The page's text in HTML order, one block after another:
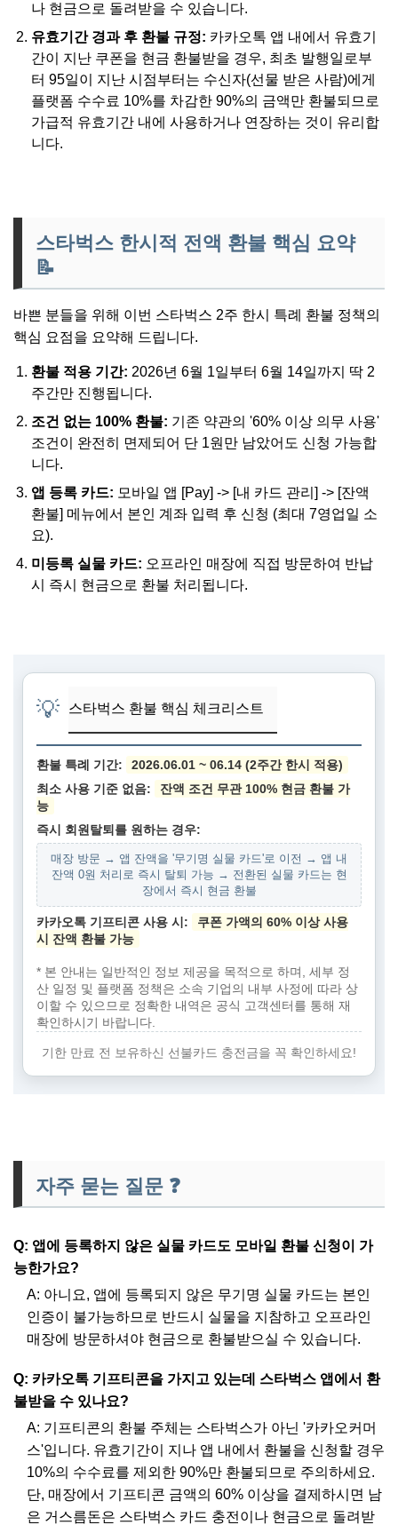
나 현금으로 돌려받을 수 있습니다.
유효기간 경과 후 환불 규정: 카카오톡 앱 내에서 유효기
간이 지난 쿠폰을 현금 환불받을 경우, 최초 발행일로부
터 95일이 지난 시점부터는 수신자(선물 받은 사람)에게
플랫폼 수수료 10%를 차감한 90%의 금액만 환불되므로
가급적 유효기간 내에 사용하거나 연장하는 것이 유리합
니다.
스타벅스 한시적 전액 환불 핵심 요약
📝
바쁜 분들을 위해 이번 스타벅스 2주 한시 특례 환불 정책의
핵심 요점을 요약해 드립니다.
환불 적용 기간: 2026년 6월 1일부터 6월 14일까지 딱 2
주간만 진행됩니다.
조건 없는 100% 환불: 기존 약관의 '60% 이상 의무 사용'
조건이 완전히 면제되어 단 1원만 남았어도 신청 가능합
니다.
앱 등록 카드: 모바일 앱 [Pay] -> [내 카드 관리] -> [잔액
환불] 메뉴에서 본인 계좌 입력 후 신청 (최대 7영업일 소
요).
미등록 실물 카드: 오프라인 매장에 직접 방문하여 반납
시 즉시 현금으로 환불 처리됩니다.
💡 스타벅스 환불 핵심 체크리스트
환불 특례 기간:
2026.06.01 ~ 06.14 (2주간 한시 적용)
최소 사용 기준 없음:
잔액 조건 무관 100% 현금 환불 가
능
즉시 회원탈퇴를 원하는 경우:
매장 방문 → 앱 잔액을 '무기명 실물 카드'로 이전 → 앱 내
잔액 0원 처리로 즉시 탈퇴 가능 → 전환된 실물 카드는 현
장에서 즉시 현금 환불
카카오톡 기프티콘 사용 시:
쿠폰 가액의 60% 이상 사용
시 잔액 환불 가능
* 본 안내는 일반적인 정보 제공을 목적으로 하며, 세부 정
산 일정 및 플랫폼 정책은 소속 기업의 내부 사정에 따라 상
이할 수 있으므로 정확한 내역은 공식 고객센터를 통해 재
확인하시기 바랍니다.
기한 만료 전 보유하신 선불카드 충전금을 꼭 확인하세요!
자주 묻는 질문 ❓
Q: 앱에 등록하지 않은 실물 카드도 모바일 환불 신청이 가
능한가요?
A: 아니요, 앱에 등록되지 않은 무기명 실물 카드는 본인
인증이 불가능하므로 반드시 실물을 지참하고 오프라인
매장에 방문하셔야 현금으로 환불받으실 수 있습니다.
Q: 카카오톡 기프티콘을 가지고 있는데 스타벅스 앱에서 환
불받을 수 있나요?
A: 기프티콘의 환불 주체는 스타벅스가 아닌 '카카오커머
스'입니다. 유효기간이 지나 앱 내에서 환불을 신청할 경우
10%의 수수료를 제외한 90%만 환불되므로 주의하세요.
단, 매장에서 기프티콘 금액의 60% 이상을 결제하시면 남
은 거스름돈은 스타벅스 카드 충전이나 현금으로 돌려받